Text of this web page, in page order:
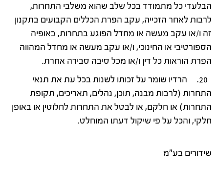
הבלעדי כל מתמודד בכל שלב שהוא משלבי התחרות,
לרבות לאחר הזכייה, עקב הפרת הכללים הקבועים בתקנון
זה ו/או עקב מעשה או מחדל הפוגע בתחרות, באופיה
הספורטיבי או החינוכי, ו/או עקב מעשה או מחדל המהווה
הפרת הוראות כל דין ו/או מכל סיבה סבירה אחרת.
20. הרדיו שומר על זכותו לשנות בכל עת את תנאי
התחרות (לרבות מבנה, תוכן, נהלים, תאריכים, תקופת
התחרות) או חלקם, או לבטל את התחרות לחלוטין או באופן
חלקי, והכל על פי שיקול דעתו המוחלט.
שידורים בע"מ